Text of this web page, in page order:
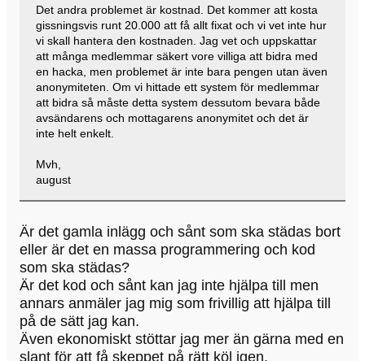
Det andra problemet är kostnad. Det kommer att kosta
gissningsvis runt 20.000 att få allt fixat och vi vet inte hur
vi skall hantera den kostnaden. Jag vet och uppskattar
att många medlemmar säkert vore villiga att bidra med
en hacka, men problemet är inte bara pengen utan även
anonymiteten. Om vi hittade ett system för medlemmar
att bidra så måste detta system dessutom bevara både
avsändarens och mottagarens anonymitet och det är
inte helt enkelt.
Mvh,
august
Är det gamla inlägg och sånt som ska städas bort
eller är det en massa programmering och kod
som ska städas?
Är det kod och sånt kan jag inte hjälpa till men
annars anmäler jag mig som frivillig att hjälpa till
på de sätt jag kan.
Även ekonomiskt stöttar jag mer än gärna med en
slant för att få skeppet på rätt köl igen.